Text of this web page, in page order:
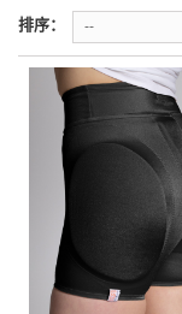
排序： --